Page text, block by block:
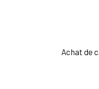
Achat de